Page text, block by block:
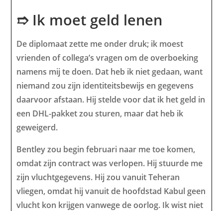
➱ Ik moet geld lenen
De diplomaat zette me onder druk; ik moest
vrienden of collega’s vragen om de overboeking
namens mij te doen. Dat heb ik niet gedaan, want
niemand zou zijn identiteitsbewijs en gegevens
daarvoor afstaan. Hij stelde voor dat ik het geld in
een DHL-pakket zou sturen, maar dat heb ik
geweigerd.
Bentley zou begin februari naar me toe komen,
omdat zijn contract was verlopen. Hij stuurde me
zijn vluchtgegevens. Hij zou vanuit Teheran
vliegen, omdat hij vanuit de hoofdstad Kabul geen
vlucht kon krijgen vanwege de oorlog. Ik wist niet